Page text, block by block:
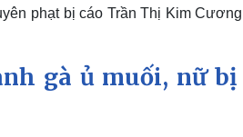
phạt bị cáo Trần Thị Kim
gà ủ muối, nữ